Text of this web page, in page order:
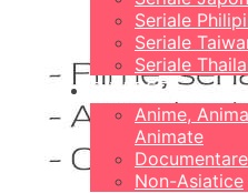
Seriale
Seriale
Seriale
DIVERSE
Anime,
Animate
Non-Asiatice